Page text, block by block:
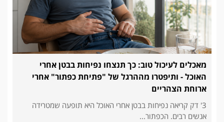
מאכלים לעיכול טוב: כך תנצחו נפיחות בבטן אחרי
האוכל - ותיפטרו מההרגל של "פתיחת כפתור" אחרי
ארוחת הצהריים
3' דק קריאה נפיחות בבטן אחרי האוכל היא תופעה שמטרידה
אנשים רבים. הכפתור...